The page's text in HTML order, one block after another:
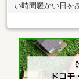
い時間暖かい日を